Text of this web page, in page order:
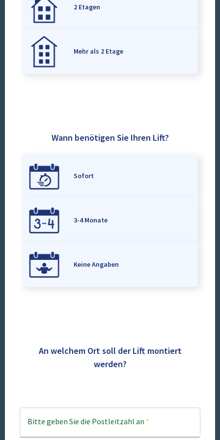
2 Etagen
Mehr als 2 Etage
Wann benötigen Sie Ihren Lift?
Sofort
3-4 Monate
Keine Angaben
An welchem Ort soll der Lift montiert
werden?
Bitte geben Sie die Postleitzahl an *